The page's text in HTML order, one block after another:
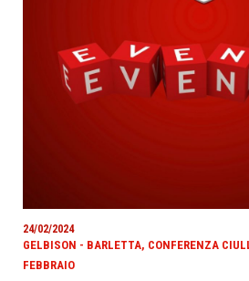
24/02/2024
GELBISON - BARLETTA, CONFERENZA
FEBBRAIO